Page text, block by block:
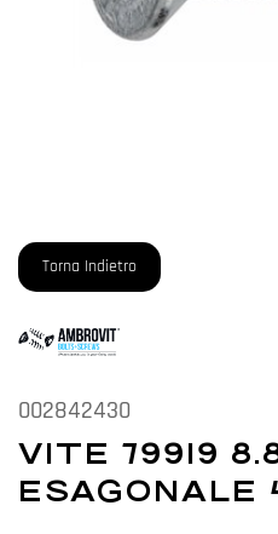
Torna Indietro
002842430
VITE 79919
ESAGONALE